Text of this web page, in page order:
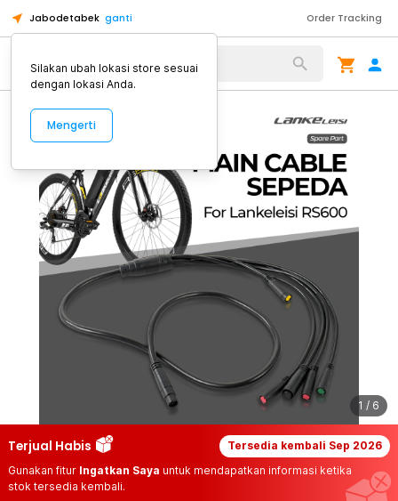
Jabodetabek ganti Order Tracking
Alat Kopi
1 / 6
Terjual Habis Tersedia kembali Sep 2026
Gunakan fitur Ingatkan Saya untuk mendapatkan informasi ketika
stok tersedia kembali.
Silakan ubah lokasi store sesuai
dengan lokasi Anda.
Mengerti